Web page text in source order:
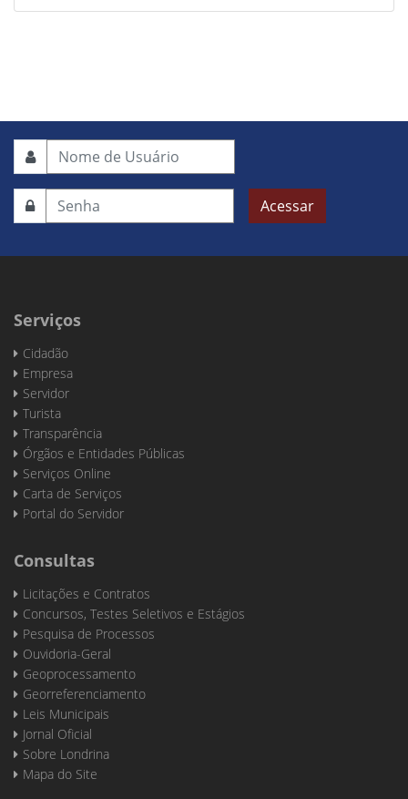
Acessar
Serviços
Cidadão
Empresa
Servidor
Turista
Transparência
Órgãos e Entidades Públicas
Serviços Online
Carta de Serviços
Portal do Servidor
Consultas
Licitações e Contratos
Concursos, Testes Seletivos e Estágios
Pesquisa de Processos
Ouvidoria-Geral
Geoprocessamento
Georreferenciamento
Leis Municipais
Jornal Oficial
Sobre Londrina
Mapa do Site